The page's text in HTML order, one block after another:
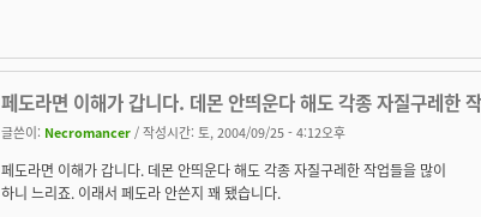
페도라면 이해가 갑니다. 데몬 안띄운다 해도 각종 자질구레한
글쓴이: Necromancer / 작성시간: 토, 2004/09/25 - 4:12오후
페도라면 이해가 갑니다. 데몬 안띄운다 해도 각종 자질구레한 작업들을 많이
하니 느리죠. 이래서 페도라 안쓴지 꽤 됐습니다.